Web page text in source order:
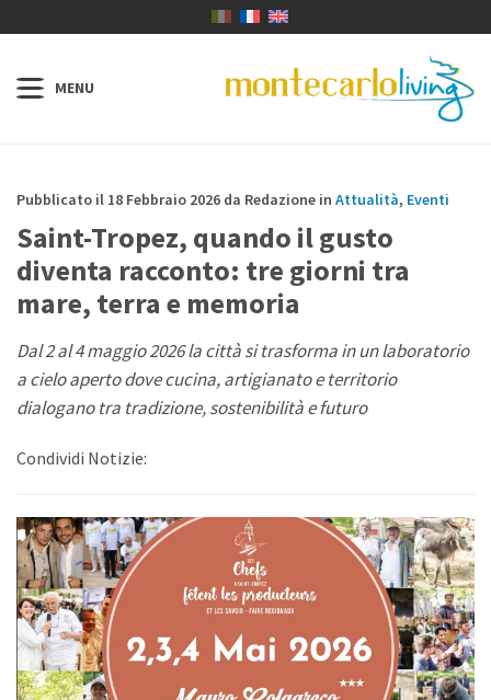
Pubblicato il 18 Febbraio 2026 da Redazione in Attualità, Eventi
Saint-Tropez, quando il gusto
diventa racconto: tre giorni tra
mare, terra e memoria
Dal 2 al 4 maggio 2026 la città si trasforma in un laboratorio
a cielo aperto dove cucina, artigianato e territorio
dialogano tra tradizione, sostenibilità e futuro
Condividi Notizie: